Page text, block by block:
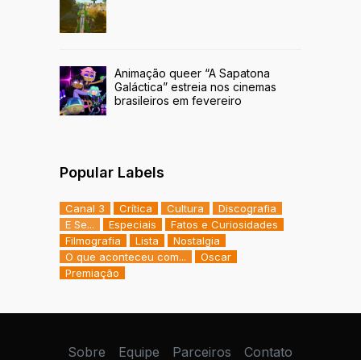
Animação queer “A Sapatona
Galáctica” estreia nos cinemas
brasileiros em fevereiro
Popular Labels
Canal 3 Crítica Cultura
Discografia
E Se...
Especiais
Fatos e Curiosidades
Filmografia
Lista
Nostalgia
O que aconteceu com...
Oscar
Premiação
Sobre Equipe Parceiros Contato